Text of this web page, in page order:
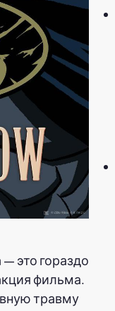
это гораздо
фильма.
травму